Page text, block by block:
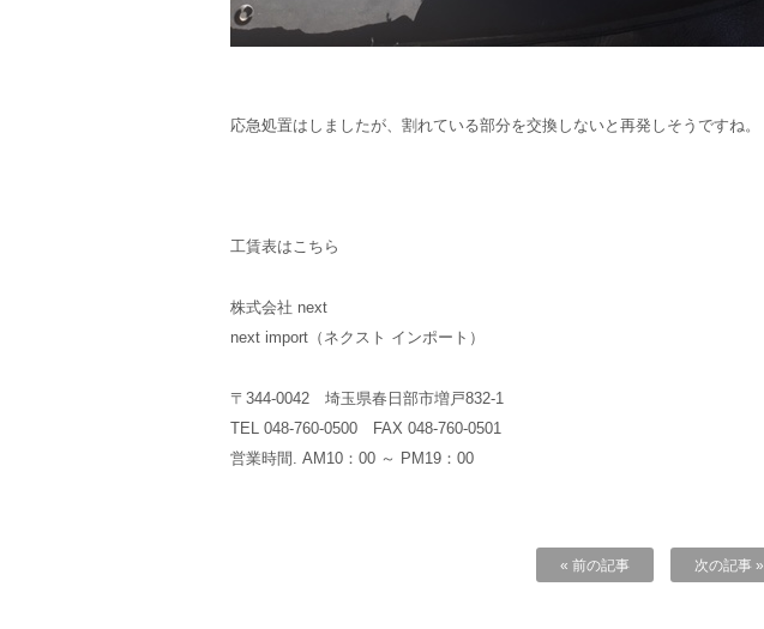
応急処置はしましたが、割れている部分を交換しないと再発しそうですね。
工賃表はこちら
株式会社 next
next import（ネクスト インポート）
〒344-0042 埼玉県春日部市増戸832-1
TEL 048-760-0500 FAX 048-760-0501
営業時間. AM10：00 ～ PM19：00
« 前の記事 次の記事 »